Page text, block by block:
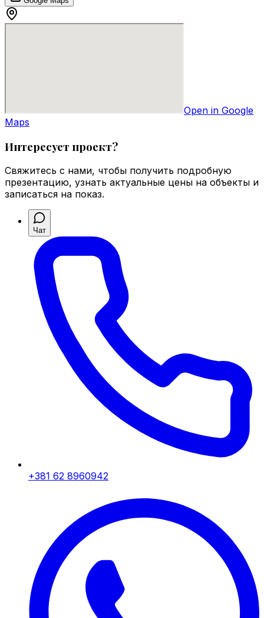
Open in Google
Maps
Интересует проект?
Свяжитесь с нами, чтобы получить подробную
презентацию, узнать актуальные цены на объекты и
записаться на показ.
Чат
+381 62 8960942